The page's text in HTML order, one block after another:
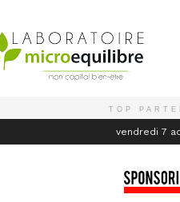
TOP
vendredi 7